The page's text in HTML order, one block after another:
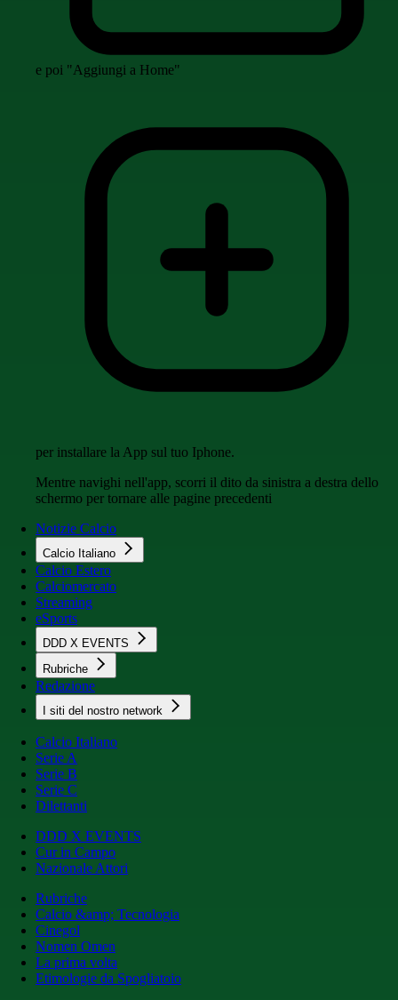
e poi "Aggiungi a Home"
per installare la App sul tuo Iphone.
Mentre navighi nell'app, scorri il dito da sinistra a destra dello
schermo per tornare alle pagine precedenti
Notizie Calcio
Calcio Italiano
Calcio Estero
Calciomercato
Streaming
eSports
DDD X EVENTS
Rubriche
Redazione
I siti del nostro network
Calcio Italiano
Serie A
Serie B
Serie C
Dilettanti
DDD X EVENTS
Cur in Campo
Nazionale Attori
Rubriche
Calcio &amp; Tecnologia
Cinegol
Nomen Omen
La prima volta
Etimologie da Spogliatoio